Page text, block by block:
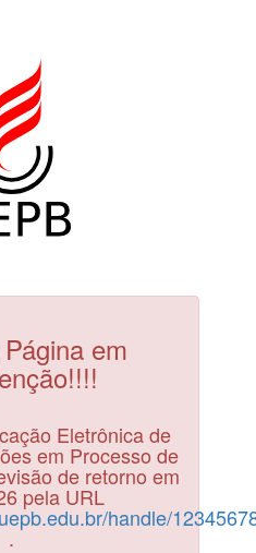
em
Eletrônica de
em Processo de
de retorno em
pela URL
handle/
.